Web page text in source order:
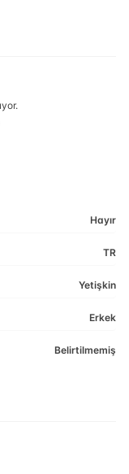
Hayır
TR
Yetişkin
Erkek
Belirtilmemiş